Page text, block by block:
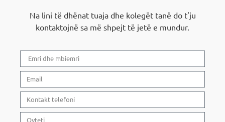
Na lini të dhënat tuaja dhe kolegët tanë do t'ju
kontaktojnë sa më shpejt të jetë e mundur.